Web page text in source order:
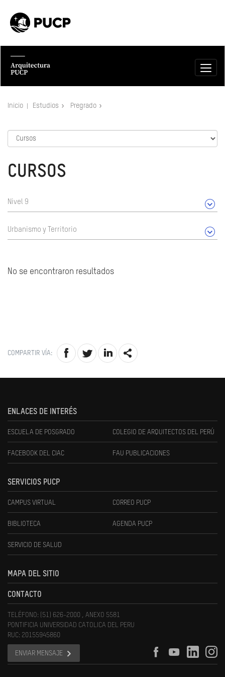
Inicio Estudios Pregrado
CURSOS
Nivel 9
Urbanismo y Territorio
No se encontraron resultados
COMPARTIR VÍA:
ENLACES DE INTERÉS
ESCUELA DE POSGRADO COLEGIO DE ARQUITECTOS DEL PERÚ
FACEBOOK DEL CIAC FAU PUBLICACIONES
SERVICIOS PUCP
CAMPUS VIRTUAL CORREO PUCP
BIBLIOTECA AGENDA PUCP
SERVICIO DE SALUD
MAPA DEL SITIO
CONTACTO
TELÉFONO: (51) 626-2000 , ANEXO 5581
PONTIFICIA UNIVERSIDAD CATOLICA DEL PERU
RUC: 20155945860
ENVIAR MENSAJE